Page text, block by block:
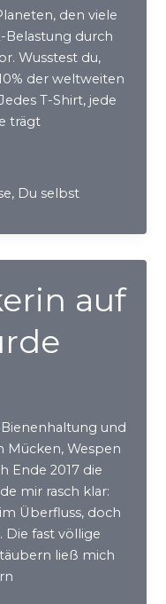
den viele
Belastung durch
Wusstest du,
der weltweiten
T-Shirt, jede
trägt
, Du selbst
auf
und
Mücken, Wespen
Ende 2017 die
mir rasch klar:
Überfluss, doch
Die fast völlige
ließ mich